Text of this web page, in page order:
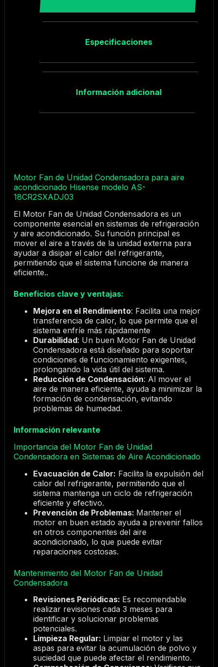
Especificaciones
Información adicional
Motor Fan de Unidad Condensadora para aire
acondicionado Hisense modelo AS-
18CR2SXADJ03
El Motor Fan de Unidad Condensadora es un
componente esencial en sistemas de refrigeración
y aire acondicionado. Su función principal es
mover el aire a través de la unidad externa para
ayudar a disipar el calor del refrigerante,
permitiendo que el sistema funcione de manera
eficiente..
Beneficios clave y ventajas:
Mejora en el Rendimiento: Facilita una mejor
transferencia de calor, lo que permite que el
sistema enfríe más rápidamente
Durabilidad: Un buen Motor Fan de Unidad
Condensadora está diseñado para soportar
condiciones de funcionamiento exigentes,
prolongando la vida útil del sistema.
Reducción de Condensación: Al mover el
aire de manera eficiente, ayuda a minimizar la
formación de condensación, evitando
problemas de humedad.
Información relevante
Importancia del Motor Fan de Unidad
Condensadora en Sistemas de Aire Acondicionado
Evacuación de Calor: Facilita la expulsión del
calor del refrigerante, permitiendo que el
sistema mantenga un ciclo de refrigeración
eficiente y efectivo.
Prevención de Problemas: Mantener el
motor en buen estado ayuda a prevenir fallos
en otros componentes del aire
acondicionado, lo que puede evitar
reparaciones costosas.
Mantenimiento del Motor Fan de Unidad
Condensadora
Revisiones Periódicas: Es recomendable
realizar revisiones cada 3 meses para
identificar y solucionar problemas
potenciales.
Limpieza Regular: Limpiar el motor y las
aspas para evitar la acumulación de polvo y
suciedad que puede afectar el rendimiento.